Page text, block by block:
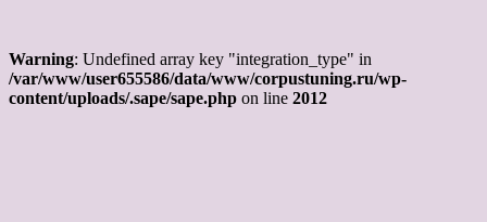
Warning: Undefined array key "integration_type" in
/var/www/user655586/data/www/corpustuning.ru/wp-
content/uploads/.sape/sape.php on line 2012